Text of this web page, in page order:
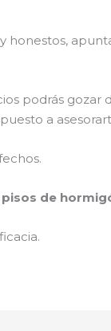
podrás gozar
a
de